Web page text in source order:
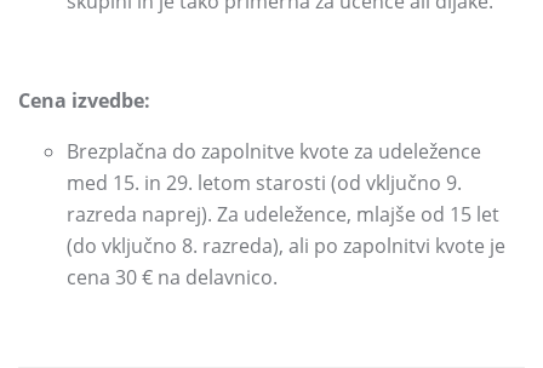
Cena izvedbe:
Brezplačna do zapolnitve kvote za udeležence
med 15. in 29. letom starosti (od vključno 9.
razreda naprej). Za udeležence, mlajše od 15 let
(do vključno 8. razreda), ali po zapolnitvi kvote je
cena 30€ na delavnico.